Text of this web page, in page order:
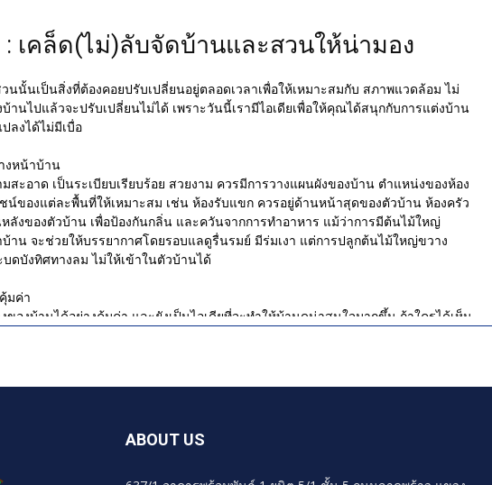
: เคล็ด(ไม่)ลับจัดบ้านและสวนให้น่ามอง
นนั้นเป็นสิ่งที่ต้องคอยปรับเปลี่ยนอยู่ตลอดเวลาเพื่อให้เหมาะสมกับ สภาพแวดล้อม ไม่
บ้านไปแล้วจะปรับเปลี่ยนไม่ได้ เพราะวันนี้เรามีไอเดียเพื่อให้คุณได้สนุกกับการแต่งบ้าน
ลงได้ไม่มีเบื่อ
งหน้าบ้าน
สะอาด เป็นระเบียบเรียบร้อย สวยงาม ควรมีการวางแผนผังของบ้าน ตำแหน่งของห้อง
น์ของแต่ละพื้นที่ให้เหมาะสม เช่น ห้องรับแขก ควรอยู่ด้านหน้าสุดของตัวบ้าน ห้องครัว
ลังของตัวบ้าน เพื่อป้องกันกลิ่น และควันจากการทำอาหาร แม้ว่าการมีต้นไม้ใหญ่
าน จะช่วยให้บรรยากาศโดยรอบแลดูรื่นรมย์ มีร่มเงา แต่การปลูกต้นไม้ใหญ่ขวาง
ดบังทิศทางลม ไม่ให้เข้าในตัวบ้านได้
มค่า
ของบ้านได้อย่างคุ้มค่า และยังเป็นไอเดียที่จะทำให้บ้านดูน่าสนใจมากขึ้น ถ้าใครได้เห็น
ใกล้เรือนเคียง หรืออาจเทียบโทนสีจากธรรมชาติรอบๆ และสร้างจุดเด่นหรือความแตก
ดยการทาสีบริเวณกรอบประตูและหน้าต่าง เพื่อให้ตัดกับสีของผนังหน้าบ้านก็ดูไม่น่าเบื่อ
ABOUT US